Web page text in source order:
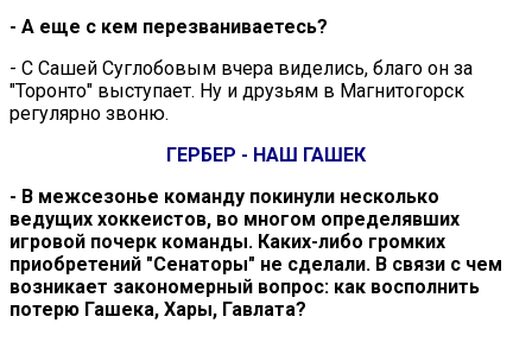
- А еще с кем перезваниваетесь?
- С Сашей Суглобовым вчера виделись, благо он за
"Торонто" выступает. Ну и друзьям в Магнитогорск
регулярно звоню.
ГЕРБЕР - НАШ ГАШЕК
- В межсезонье команду покинули несколько
ведущих хоккеистов, во многом определявших
игровой почерк команды. Каких-либо громких
приобретений "Сенаторы" не сделали. В связи с чем
возникает закономерный вопрос: как восполнить
потерю Гашека, Хары, Гавлата?